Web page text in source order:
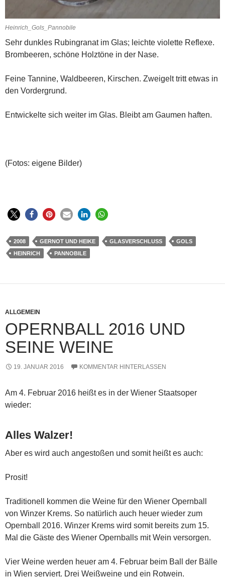
Heinrich_Gols_Pannobile
Sehr dunkles Rubingranat im Glas; leichte violette Reflexe.
Brombeeren, schöne Holztöne in der Nase.
Feine Tannine, Waldbeeren, Kirschen. Zweigelt tritt etwas in
den Vordergrund.
Entwickelte sich weiter im Glas. Bleibt am Gaumen haften.
(Fotos: eigene Bilder)
2008 GERNOT UND HEIKE GLASVERSCHLUSS
GOLS
HEINRICH
PANNOBILE
ALLGEMEIN
OPERNBALL 2016 UND
SEINE WEINE
19. JANUAR 2016 KOMMENTAR HINTERLASSEN
Am 4. Februar 2016 heißt es in der Wiener Staatsoper
wieder:
Alles Walzer!
Aber es wird auch angestoßen und somit heißt es auch:
Prosit!
Traditionell kommen die Weine für den Wiener Opernball
von Winzer Krems. So natürlich auch heuer wieder zum
Opernball 2016. Winzer Krems wird somit bereits zum 15.
Mal die Gäste des Wiener Opernballs mit Wein versorgen.
Vier Weine werden heuer am 4. Februar beim Ball der Bälle
in Wien serviert. Drei Weißweine und ein Rotwein.